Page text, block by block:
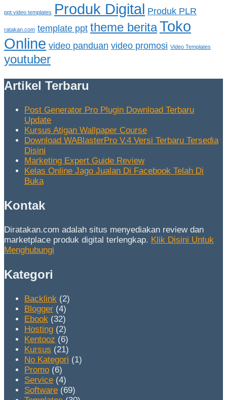
ppt video templates Produk Digital Produk PLR
ratakan.com template ppt theme beritaToko
Online video panduan video promosi Video Templates
youtuber
Artikel Terbaru
Post Generator Pro Plugin Download Terbaru
Update
Kursus Atigan Wallpaper Course
Download WABlasterPro V.4 Versi Terbaru Tersedia
Disini
Marketing Expert Guide Review
Kelas Online Jago Jualan Di Facebook Telah Di
Buka
Kontak
Diratakan.com adalah situs menyediakan review dan
marketplace produk digital terlengkap. Klik Disini Untuk
Menghubungi
Kategori
Backlink (2)
Blogger (4)
Ebook (32)
Hosting (2)
Kentooz (6)
Kursus (21)
No Kategori (1)
Promo (6)
Service (4)
Software (69)